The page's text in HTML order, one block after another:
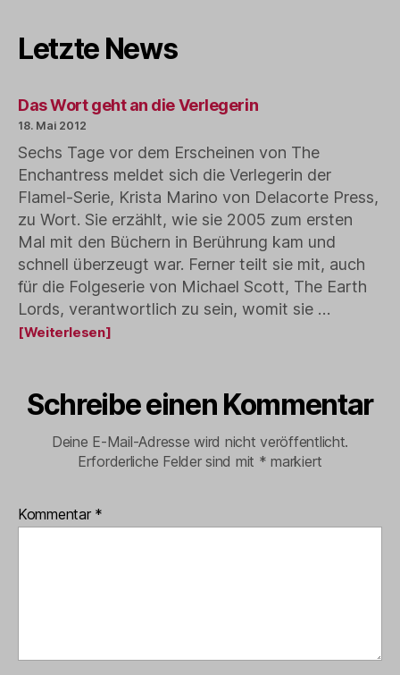
Letzte News
Das Wort geht an die Verlegerin
18. Mai 2012
Sechs Tage vor dem Erscheinen von The
Enchantress meldet sich die Verlegerin der
Flamel-Serie, Krista Marino von Delacorte Press,
zu Wort. Sie erzählt, wie sie 2005 zum ersten
Mal mit den Büchern in Berührung kam und
schnell überzeugt war. Ferner teilt sie mit, auch
für die Folgeserie von Michael Scott, The Earth
Lords, verantwortlich zu sein, womit sie …
[Weiterlesen]
Schreibe einen Kommentar
Deine E-Mail-Adresse wird nicht veröffentlicht.
Erforderliche Felder sind mit * markiert
Kommentar *